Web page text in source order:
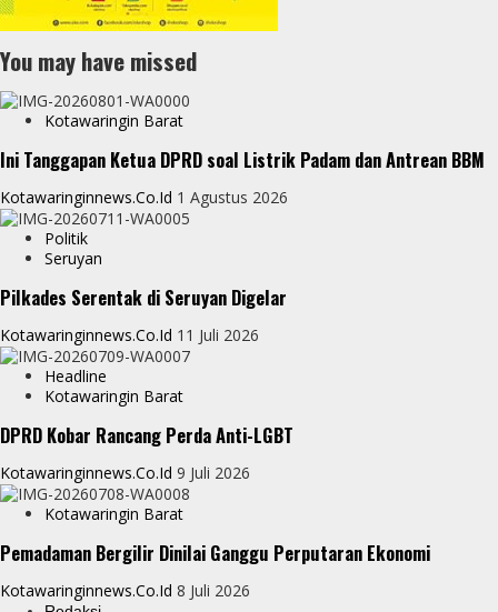
You may have missed
Kotawaringin Barat
Ini Tanggapan Ketua DPRD soal Listrik Padam dan Antrean BBM
Kotawaringinnews.co.id 1 Agustus 2026
Politik
Seruyan
Pilkades Serentak di Seruyan Digelar
Kotawaringinnews.co.id 11 Juli 2026
Headline
Kotawaringin Barat
DPRD Kobar Rancang Perda Anti-LGBT
Kotawaringinnews.co.id 9 Juli 2026
Kotawaringin Barat
Pemadaman Bergilir Dinilai Ganggu Perputaran Ekonomi
Kotawaringinnews.co.id 8 Juli 2026